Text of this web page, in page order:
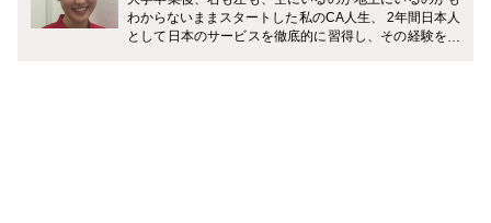
わからないままスタートした私のCA人生、 2年間日本人
として日本のサービスを徹底的に習得し、その経験を活